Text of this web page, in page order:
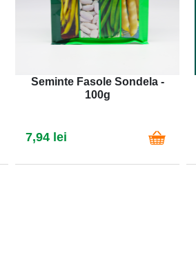
Seminte Fasole Sondela -
100g
7,94 lei